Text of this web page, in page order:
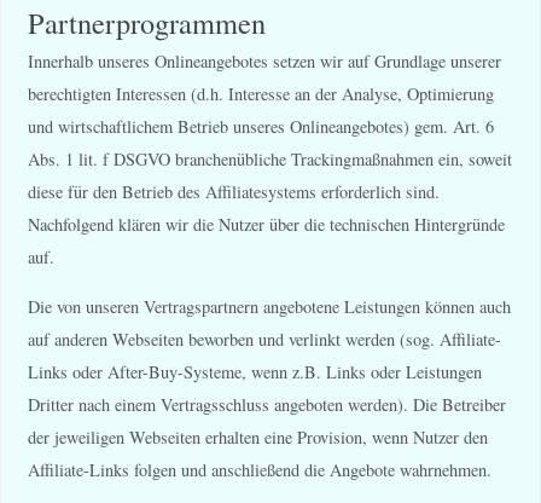
Partnerprogrammen
Innerhalb unseres Onlineangebotes setzen wir auf Grundlage unserer
berechtigten Interessen (d.h. Interesse an der Analyse, Optimierung
und wirtschaftlichem Betrieb unseres Onlineangebotes) gem. Art. 6
Abs. 1 lit. f DSGVO branchenübliche Trackingmaßnahmen ein, soweit
diese für den Betrieb des Affiliatesystems erforderlich sind.
Nachfolgend klären wir die Nutzer über die technischen Hintergründe
auf.
Die von unseren Vertragspartnern angebotene Leistungen können auch
auf anderen Webseiten beworben und verlinkt werden (sog. Affiliate-
Links oder After-Buy-Systeme, wenn z.B. Links oder Leistungen
Dritter nach einem Vertragsschluss angeboten werden). Die Betreiber
der jeweiligen Webseiten erhalten eine Provision, wenn Nutzer den
Affiliate-Links folgen und anschließend die Angebote wahrnehmen.